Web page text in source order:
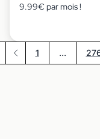
9.99€ par mois !
page
Précédent
1 ...